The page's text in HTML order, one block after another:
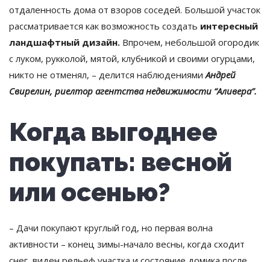
отдаленность дома от взоров соседей. Большой участок
рассматривается как возможность создать интересный
ландшафтный дизайн. Впрочем, небольшой огородик
с луком, рукколой, мятой, клубникой и своими огурцами,
никто не отменял, – делится наблюдениямиАндрей
Свирелин, риелтор агентства недвижимости “Аливера”.
Когда выгоднее
покупать: весной
или осенью?
– Дачи покупают круглый год, но первая волна
активности – конец зимы-начало весны, когда сходит